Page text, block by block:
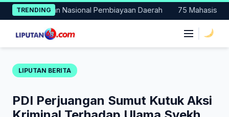
Skip
to
content
TRENDINGNasional Pembiayaan Daerah 75 Mahasiswa
LIPUTAN BERITA
PDI Perjuangan Sumut Kutuk Aksi